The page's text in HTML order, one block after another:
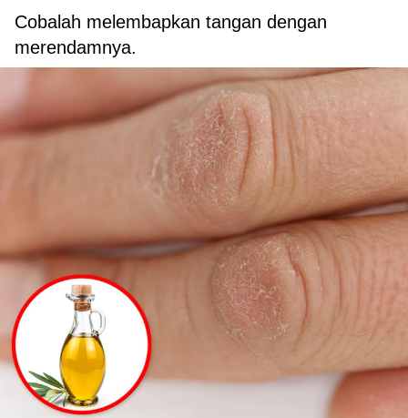
Cobalah melembapkan tangan dengan
merendamnya.